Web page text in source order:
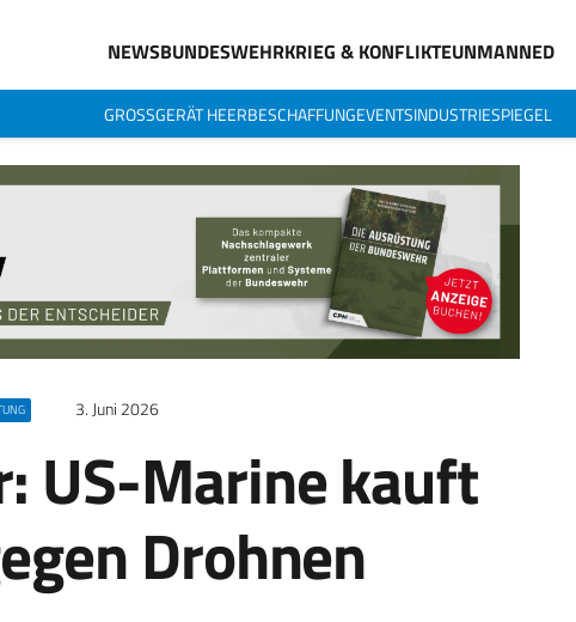
NEWSBUNDESWEHRKRIEG & KONFLIKTEUNMANNED
GROSSGERÄT HEERBESCHAFFUNGEVENTSINDUSTRIESPIEGEL
3. Juni 2026
US-Marine kauft
Drohnen